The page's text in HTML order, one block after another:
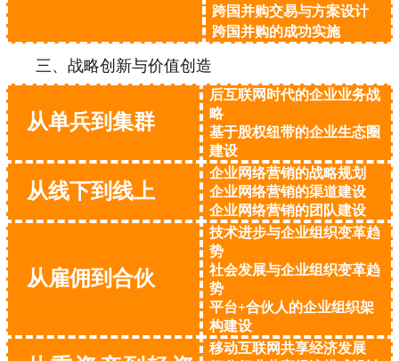
跨国并购交易与方案设计
跨国并购的成功实施
三、战略创新与价值创造
从单兵到集群
后互联网时代的企业业务战
略
基于股权纽带的企业生态圈
建设
从线下到线上
企业网络营销的战略规划
企业网络营销的渠道建设
企业网络营销的团队建设
从雇佣到合伙
技术进步与企业组织变革趋
势
社会发展与企业组织变革趋
势
平台+合伙人的企业组织架
构建设
移动互联网共享经济发展